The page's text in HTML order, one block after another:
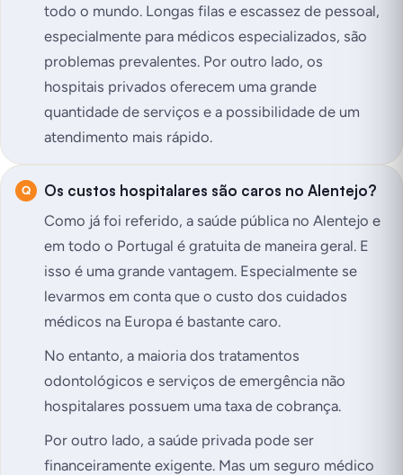
todo o mundo. Longas filas e escassez de pessoal,
especialmente para médicos especializados, são
problemas prevalentes. Por outro lado, os
hospitais privados oferecem uma grande
quantidade de serviços e a possibilidade de um
atendimento mais rápido.
Os custos hospitalares são caros no Alentejo?
Como já foi referido, a saúde pública no Alentejo e
em todo o Portugal é gratuita de maneira geral. E
isso é uma grande vantagem. Especialmente se
levarmos em conta que o custo dos cuidados
médicos na Europa é bastante caro.
No entanto, a maioria dos tratamentos
odontológicos e serviços de emergência não
hospitalares possuem uma taxa de cobrança.
Por outro lado, a saúde privada pode ser
financeiramente exigente. Mas um seguro médico